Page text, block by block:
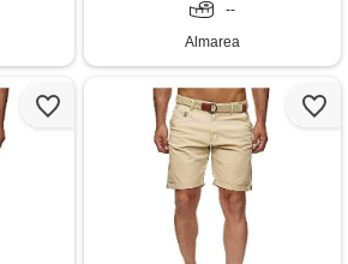
--
Almarea